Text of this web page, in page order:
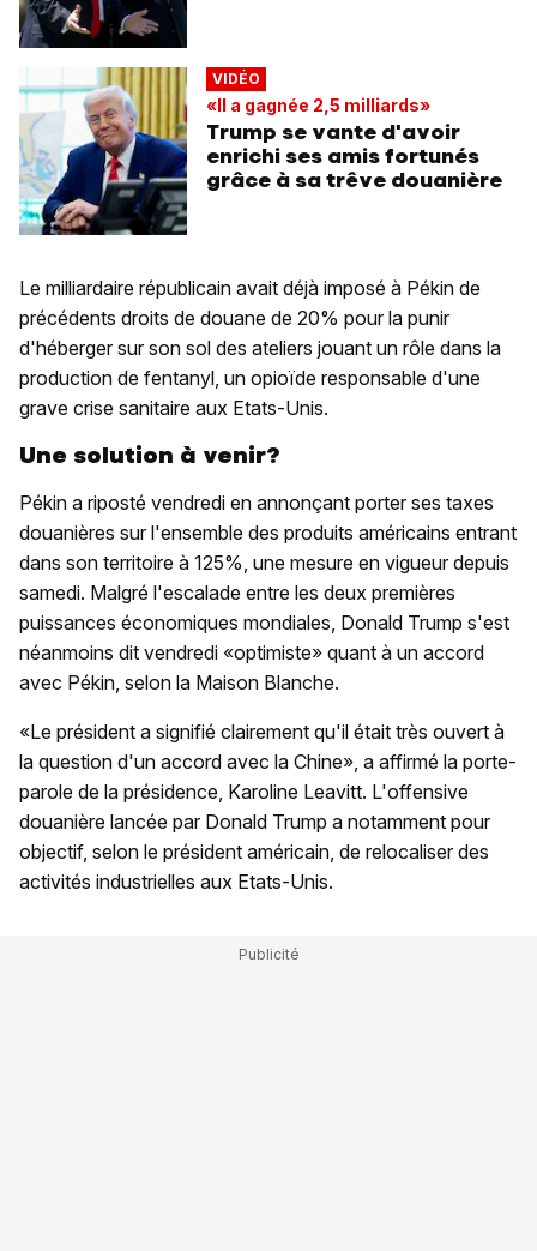
VIDÉO
«Il a gagnée 2,5 milliards»
Trump se vante d'avoir
enrichi ses amis fortunés
grâce à sa trêve douanière
Le milliardaire républicain avait déjà imposé à Pékin de
précédents droits de douane de 20% pour la punir
d'héberger sur son sol des ateliers jouant un rôle dans la
production de fentanyl, un opioïde responsable d'une
grave crise sanitaire aux Etats-Unis.
Une solution à venir?
Pékin a riposté vendredi en annonçant porter ses taxes
douanières sur l'ensemble des produits américains entrant
dans son territoire à 125%, une mesure en vigueur depuis
samedi. Malgré l'escalade entre les deux premières
puissances économiques mondiales, Donald Trump s'est
néanmoins dit vendredi «optimiste» quant à un accord
avec Pékin, selon la Maison Blanche.
«Le président a signifié clairement qu'il était très ouvert à
la question d'un accord avec la Chine», a affirmé la porte-
parole de la présidence, Karoline Leavitt. L'offensive
douanière lancée par Donald Trump a notamment pour
objectif, selon le président américain, de relocaliser des
activités industrielles aux Etats-Unis.